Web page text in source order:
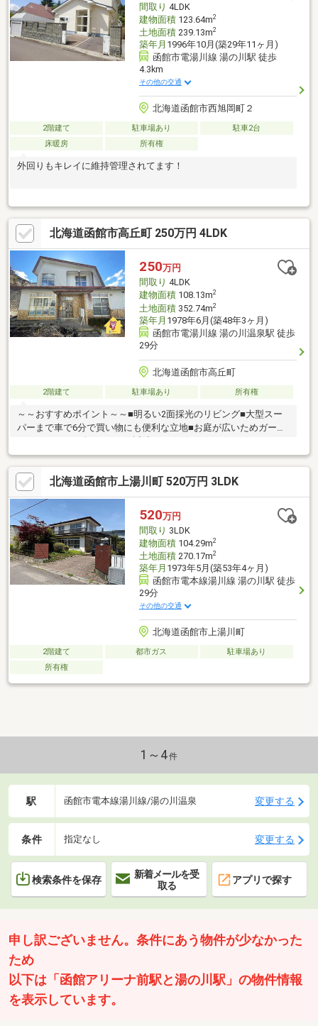
間取り 4LDK
建物面積123.64m2
土地面積239.13m2
築年月 1996年10月(築29年11ヶ月)
函館市電湯川線 湯の川駅 徒歩
4.3km
その他の交通
北海道函館市西旭岡町２
2階建て 駐車場あり
駐車2台
床暖房
所有権
外回りもキレイに維持管理されてます！
北海道函館市高丘町 250万円 4LDK
250万円
間取り 4LDK
建物面積108.13m2
土地面積352.74m2
築年月 1978年6月(築48年3ヶ月)
函館市電湯川線 湯の川温泉駅 徒歩
29分
北海道函館市高丘町
2階建て 駐車場あり 所有権
～～おすすめポイント～～■明るい2面採光のリビング■大型スー
パーまで車で6分で買い物にも便利な立地■お庭が広いためガーデ
ストアがあり生活に便利な立地～～周辺環境～～■ファミリーマ
ート・・・12分■サツドラ・・・18分▼▼ 打ち合わせ・見学プ
ランご用意しております ▼▼ ＜探し始めの方向け＞しっか
りコース(1h~)/サクッとコース(0.5h~) 詳しくは物件詳細下段
の「イベント情報」をご覧ください。
北海道函館市上湯川町 520万円 3LDK
520万円
間取り 3LDK
建物面積104.29m2
土地面積270.17m2
築年月 1973年5月(築53年4ヶ月)
函館市電本線湯川線 湯の川駅 徒歩
29分
その他の交通
北海道函館市上湯川町
2階建て 都市ガス
駐車場あり
所有権
1～4件
駅 函館市電本線湯川線/湯の川温泉 変更する
条件 指定なし 変更する
検索条件を保存
新着メールを受
取る
アプリで探す
申し訳ございません。条件にあう物件が少なかった
ため
以下は「函館アリーナ前駅と湯の川駅」の物件情報
を表示しています。